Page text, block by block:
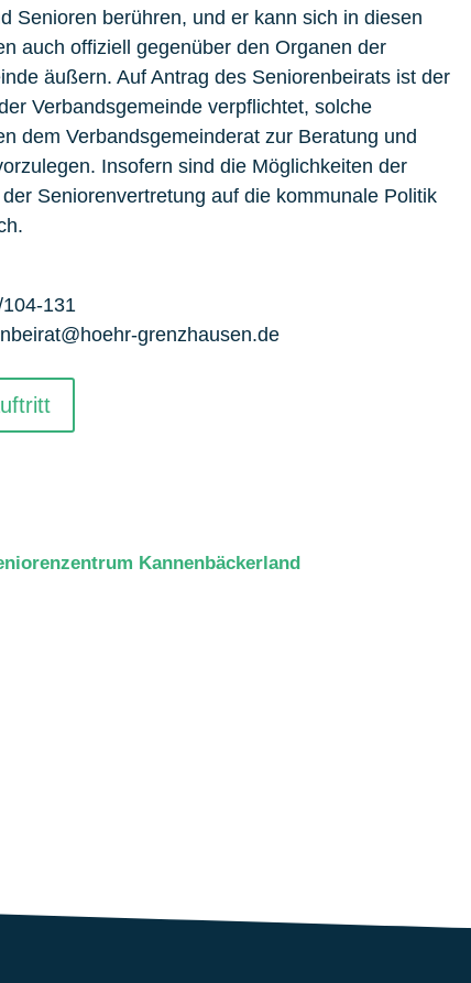
Senioren berühren, und er kann sich in diesen
auch offiziell gegenüber den Organen der
äußern. Auf Antrag des Seniorenbeirats ist der
Verbandsgemeinde verpflichtet, solche
dem Verbandsgemeinderat zur Beratung und
Insofern sind die Möglichkeiten der
Seniorenvertretung auf die kommunale Politik
131
grenzhausen.de
Kannenbäckerland